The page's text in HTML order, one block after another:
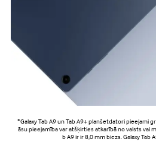
*Galaxy Tab A9 un Tab A9+ planšetdatori pieejami
āsu pieejamība var atšķirties atkarībā no valsts vai
b A9 ir ir 8,0 mm biezs. Galaxy Tab